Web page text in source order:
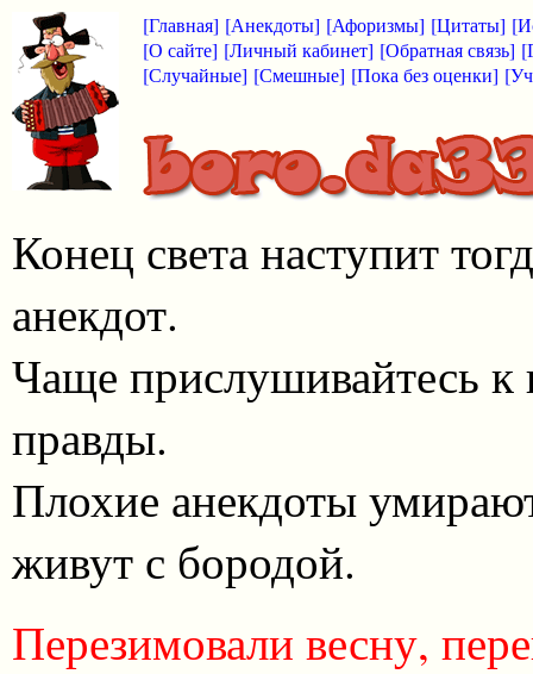
[Главная] [Анекдоты] [Афоризмы] [Цитаты]
[О сайте] [Личный кабинет] [Обратная связь]
[Случайные] [Смешные] [Пока без оценки]
Конец света наступит
анекдот.
Чаще прислушивайтесь
правды.
Плохие анекдоты
живут с бородой.
Перезимовали весну,